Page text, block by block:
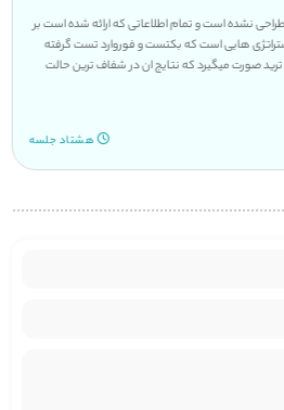
نشده است و تمام اطلاعاتی که ارائه شده است بر
هایی است که بکتست و فوروارد تست گرفته
صورت میگیرد که نتایج ان در شفاف ترین حالت
هشتاد جلسه